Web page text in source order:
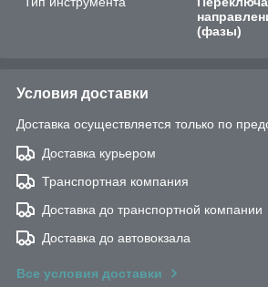
(фазы)
Условия доставки
Доставка осуществляется только по
Доставка курьером
Транспортная компания
Доставка до транспортной компании
Доставка до автовокзала
Все условия доставки